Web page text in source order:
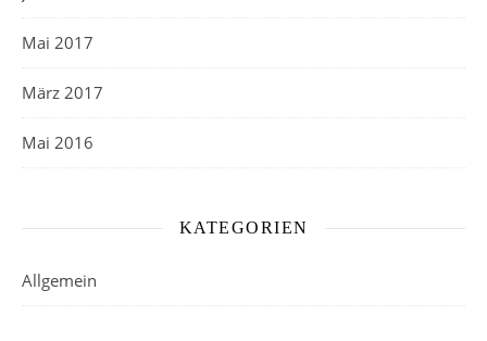
Mai 2017
März 2017
Mai 2016
KATEGORIEN
Allgemein